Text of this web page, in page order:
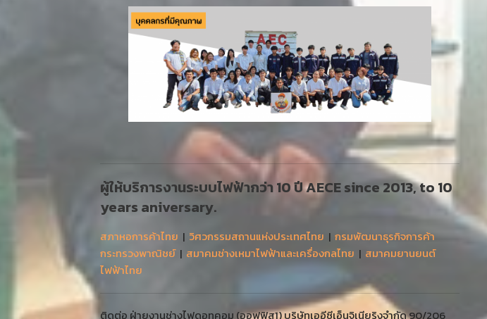
ผู้ให้บริการงานระบบไฟฟ้ากว่า 10 ปี AECE since 2013, to 10
years aniversary.
สภาหอการค้าไทย | วิศวกรรมสถานแห่งประเทศไทย | กรมพัฒนาธุรกิจการค้า
กระทรวงพาณิชย์| สมาคมช่างเหมาไฟฟ้าและเครื่องกลไทย | สมาคมยานยนต์
ไฟฟ้าไทย
ติดต่อ ฝ่ายงานช่างไฟดอทคอม (ออฟฟิส1) บริษัทเออีซีเอ็นจิเนียริงจำกัด 90/206